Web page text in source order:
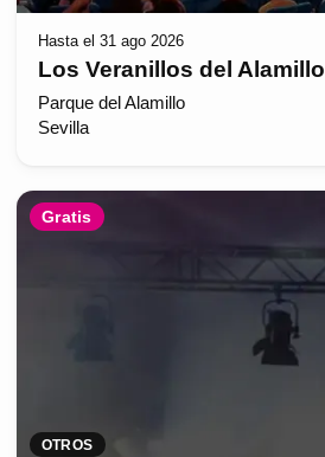
Hasta el 31 ago 2026
Los Veranillos del Alamillo
Parque del Alamillo
Sevilla
Gratis
OTROS